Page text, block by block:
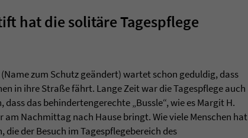
hat die solitäre Tagespflege
zum Schutz geändert) wartet schon geduldig, dass
in ihre Straße fährt. Lange Zeit war die Tagespflege auch
das behindertengerechte „Bussle“, wie es Margit H.
Nachmittag nach Hause bringt. Wie viele Menschen hat
der Besuch im Tagespflegebereich des